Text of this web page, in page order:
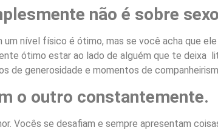
não é sobre sexo
nível físico é ótimo, mas se você acha que
ótimo estar ao lado de alguém que te deixa
de generosidade e momentos de
o outro constantemente.
Vocês se desafiam e sempre apresentam